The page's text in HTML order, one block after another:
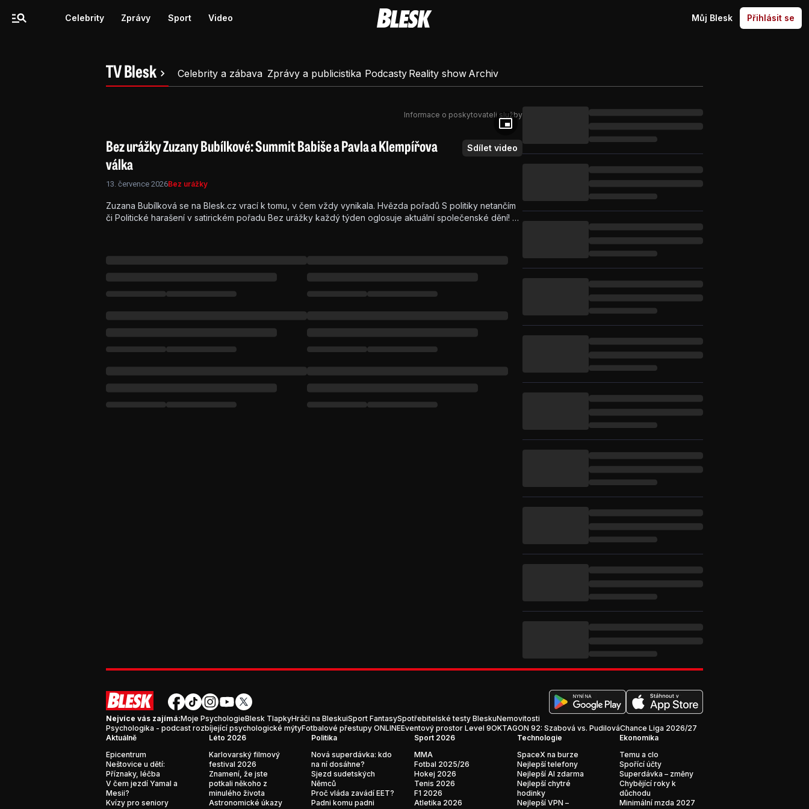
Celebrity Zprávy Sport Video Můj Blesk Přihlásit se
TV Blesk Celebrity a zábava Zprávy a publicistika Podcasty Reality show Archiv
Informace o poskytovateli služby
Bez urážky Zuzany Bubílkové: Summit Babiše a Pavla a Klempířova
válka
Sdílet video
13. července 2026Bez urážky
Zuzana Bubílková se na Blesk.cz vrací k tomu, v čem vždy vynikala. Hvězda pořadů S politiky netančím
či Politické harašení v satirickém pořadu Bez urážky každý týden oglosuje aktuální společenské dění! Ať
Nejvíce vás zajímá:Moje PsychologieBlesk TlapkyHráči na BleskuiSport FantasySpotřebitelské testy BleskuNemovitosti
Psychologika - podcast rozbíjející psychologické mýtyFotbalové přestupy ONLINEEventový prostor Level 9OKTAGON 92: Szabová vs. PudilováChance Liga 2026/27
Aktuálně
Epicentrum
Neštovice u dětí:
Příznaky, léčba
V čem jezdí Yamal a
Mesii?
Kvízy pro seniory
Léto 2026
Karlovarský filmový
festival 2026
Znamení, že jste
potkali někoho z
minulého života
Astronomické úkazy
Politika
Nová superdávka: kdo
na ní dosáhne?
Sjezd sudetských
Němců
Proč vláda zavádí EET?
Padni komu padni
Sport 2026
MMA
Fotbal 2025/26
Hokej 2026
Tenis 2026
F1 2026
Atletika 2026
Technologie
SpaceX na burze
Nejlepší telefony
Nejlepší AI zdarma
Nejlepší chytré
hodinky
Nejlepší VPN –
Ekonomika
Temu a clo
Spořící účty
Superdávka – změny
Chybějící roky k
důchodu
Minimální mzda 2027